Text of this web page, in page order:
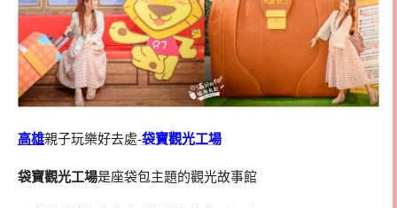
高雄親子玩樂好去處-袋寶觀光工場
袋寶觀光工場是座袋包主題的觀光故事館